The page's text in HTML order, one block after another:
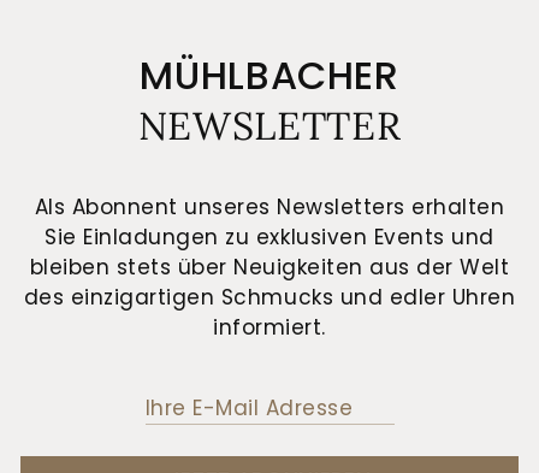
MÜHLBACHER
NEWSLETTER
Als Abonnent unseres Newsletters erhalten
Sie Einladungen zu exklusiven Events und
bleiben stets über Neuigkeiten aus der Welt
des einzigartigen Schmucks und edler Uhren
informiert.